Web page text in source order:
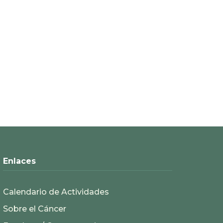
Enlaces
Calendario de Actividades
Sobre el Cáncer